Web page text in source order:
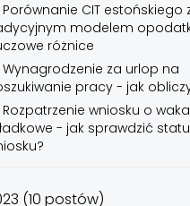
Porównanie CIT estońskiego
modelem
różnice
Wynagrodzenie za urlop na
pracy - jak
Rozpatrzenie wniosku o
- jak sprawdzić
(10 postów)